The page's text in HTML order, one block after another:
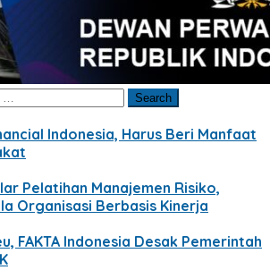
Indonesia, Harus Beri Manfaat
Pelatihan Manajemen Risiko,
Organisasi Berbasis Kinerja
FAKTA Indonesia Desak Pemerintah